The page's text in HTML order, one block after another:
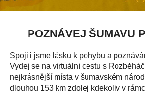
POZNÁVEJ ŠUMAVU
Spojili jsme lásku k pohybu a
Vydej se na virtuální cestu s
nejkrásnější místa v šumavském
dlouhou 153 km zdolej kdekoliv v